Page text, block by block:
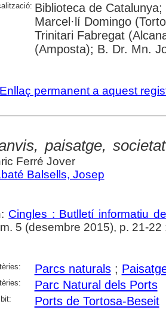
Biblioteca de
Marcel·lí Domingo
Trinitari Fabregat
(Amposta); B. Dr. Mn.
Enllaç permanent a aquest
paisatge,
Ferré Jover
Balsells, Josep
Cingles : Butlletí informatiu
5 (desembre 2015), p. 21-22
Parcs naturals;
Parc Natural dels Ports
Ports de Tortosa-Beseit